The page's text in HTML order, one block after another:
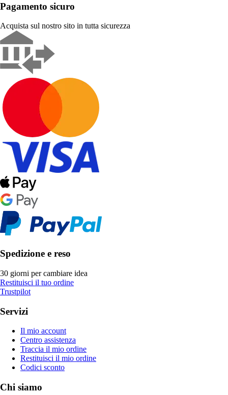
Pagamento sicuro
Acquista sul nostro sito in tutta sicurezza
Spedizione e reso
30 giorni per cambiare idea
Restituisci il tuo ordine
Trustpilot
Servizi
Il mio account
Centro assistenza
Traccia il mio ordine
Restituisci il mio ordine
Codici sconto
Chi siamo